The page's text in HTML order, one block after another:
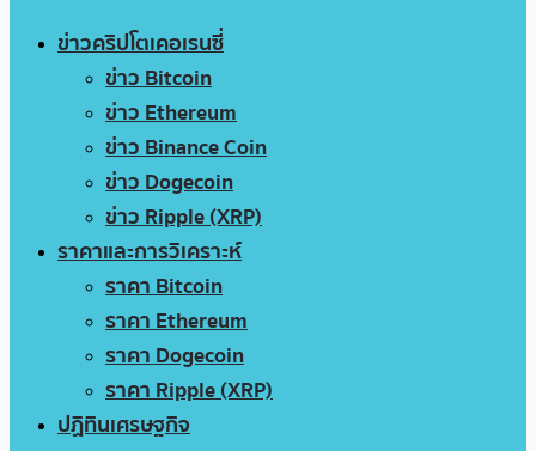
ข่าวคริปโตเคอเรนซี่
ข่าว Bitcoin
ข่าว Ethereum
ข่าว Binance Coin
ข่าว Dogecoin
ข่าว Ripple (XRP)
ราคาและการวิเคราะห์
ราคา Bitcoin
ราคา Ethereum
ราคา Dogecoin
ราคา Ripple (XRP)
ปฏิทินเศรษฐกิจ